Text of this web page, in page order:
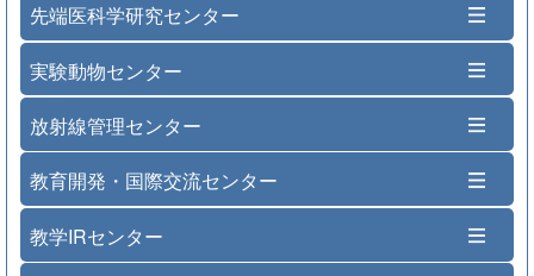
先端医科学研究センター
実験動物センター
放射線管理センター
教育開発・国際交流センター
教学IRセンター